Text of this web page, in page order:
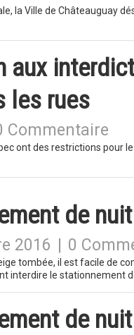
la Ville de Châteauguay
aux
les rues
Commentaire
ont des restrictions pour
de
2016 0
tombée, il est facile de
interdire le stationnement
de